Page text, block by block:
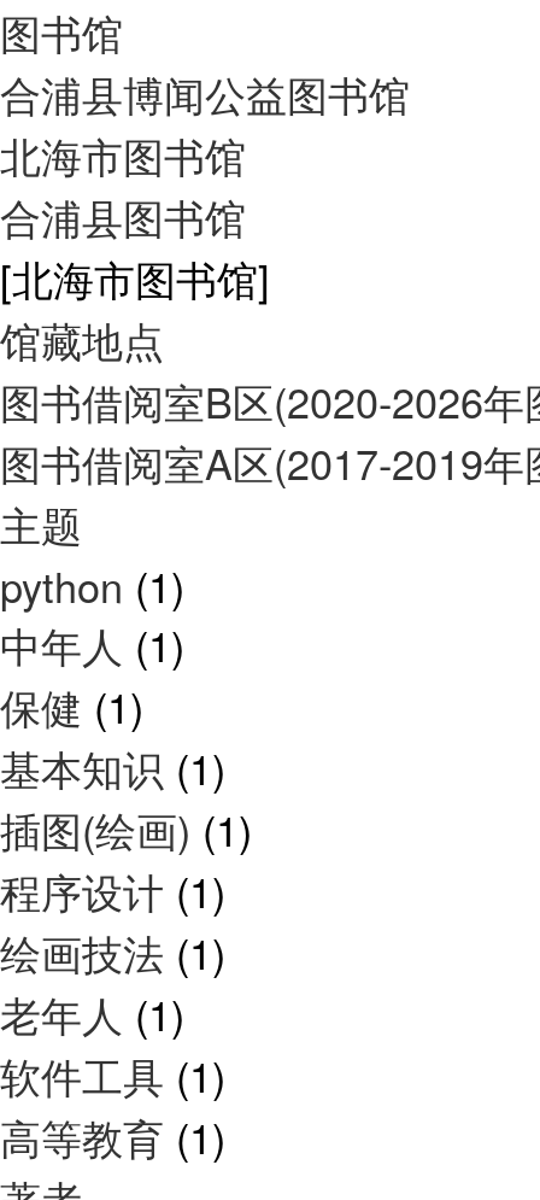
图书馆
合浦县博闻公益图书馆
北海市图书馆
合浦县图书馆
[北海市图书馆]
馆藏地点
图书借阅室B区(2020-2026
图书借阅室A区(2017-2019
主题
python (1)
中年人 (1)
保健 (1)
基本知识 (1)
插图(绘画) (1)
程序设计 (1)
绘画技法 (1)
老年人 (1)
软件工具 (1)
高等教育 (1)